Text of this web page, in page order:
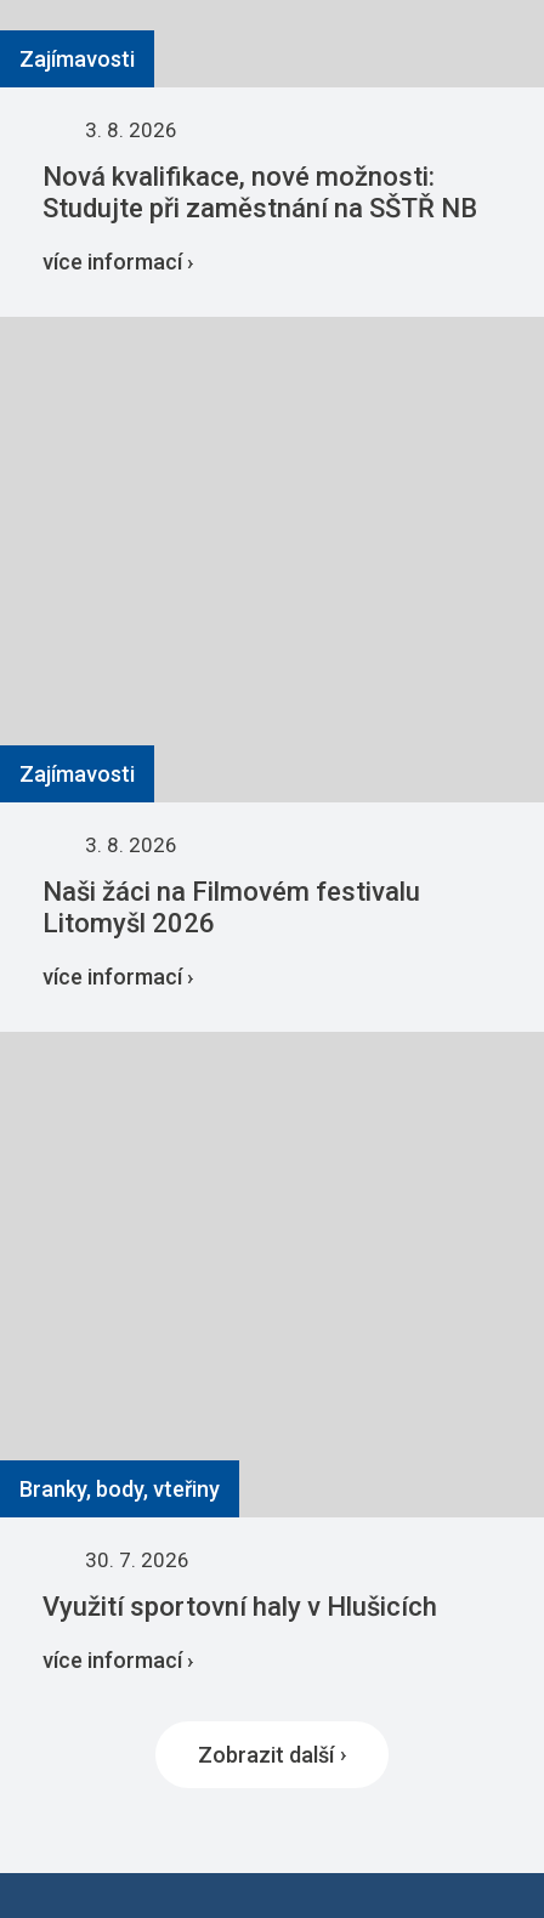
Zajímavosti
3. 8. 2026
Nová kvalifikace, nové možnosti:
Studujte při zaměstnání na SŠTŘ NB
více informací ›
Zajímavosti
3. 8. 2026
Naši žáci na Filmovém festivalu
Litomyšl 2026
více informací ›
Branky, body, vteřiny
30. 7. 2026
Využití sportovní haly v Hlušicích
více informací ›
Zobrazit další